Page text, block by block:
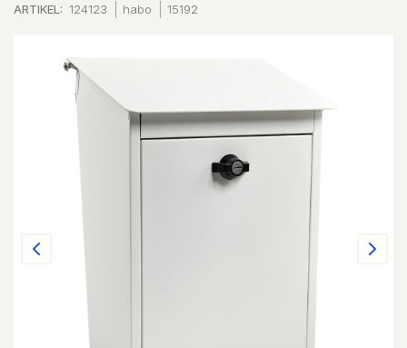
ARTIKEL: 124123 habo 15192
Previous